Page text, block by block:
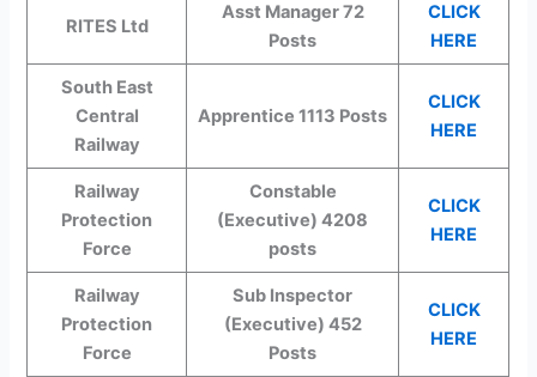
RITES Ltd
Asst Manager 72
Posts
CLICK
HERE
South East
Central
Railway
Apprentice 1113 Posts
CLICK
HERE
Railway
Protection
Force
Constable
(Executive) 4208
posts
CLICK
HERE
Railway
Protection
Force
Sub Inspector
(Executive) 452
Posts
CLICK
HERE